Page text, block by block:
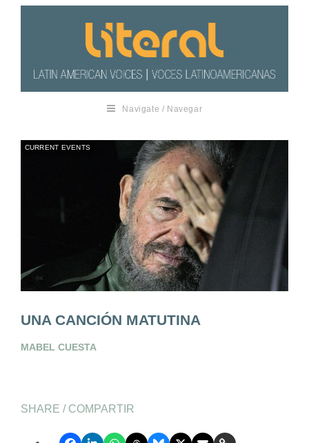
Navigate / Navegar
CURRENT EVENTS
UNA CANCIÓN MATUTINA
MABEL CUESTA
SHARE / COMPARTIR